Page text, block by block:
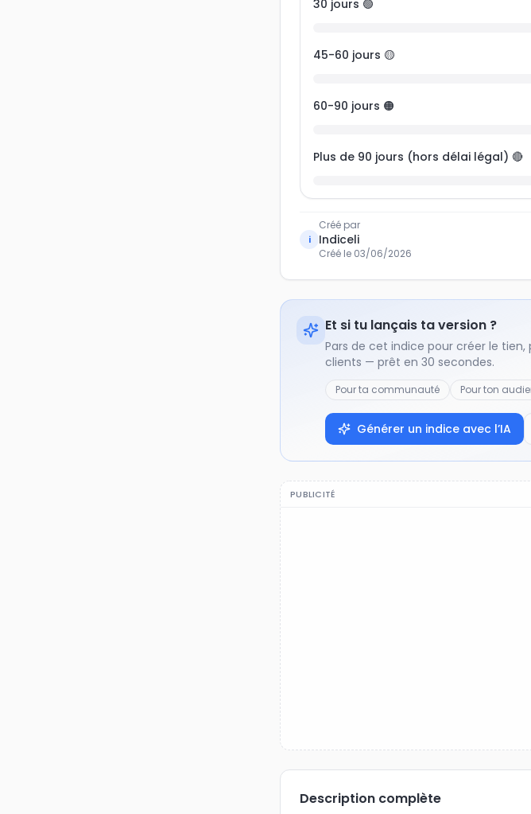
30 jours 🟢
45-60 jours 🟡
60-90 jours 🟠
Plus de 90 jours (hors délai légal) 🔴
i
Créé par
Indiceli
Créé le 03/06/2026
Et si tu lançais ta version ?
Pars de cet indice pour créer le
clients — prêt en 30 secondes.
Pour ta communauté Pour ton
Générer un indice avec l’IA
PUBLICITÉ
Description complète